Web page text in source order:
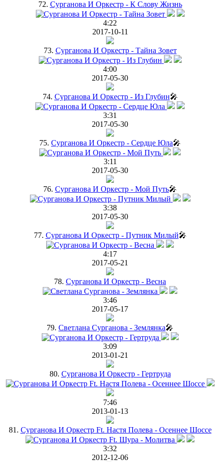
72. Сурганова И Оркестр - К Слову Жизнь
4:22
2017-10-11
73. Сурганова И Оркестр - Тайна Зовет
4:00
2017-05-30
74. Сурганова И Оркестр - Из Глубин🎤
3:31
2017-05-30
75. Сурганова И Оркестр - Сердце Юла🎤
3:11
2017-05-30
76. Сурганова И Оркестр - Мой Путь🎤
3:38
2017-05-30
77. Сурганова И Оркестр - Путник Милый🎤
4:17
2017-05-21
78. Сурганова И Оркестр - Весна
3:46
2017-05-17
79. Светлана Сурганова - Землянка🎤
3:09
2013-01-21
80. Сурганова И Оркестр - Гертруда
7:46
2013-01-13
81. Cурганова И Оркестр Ft. Настя Полева - Осеннее Шоссе
3:32
2012-12-06